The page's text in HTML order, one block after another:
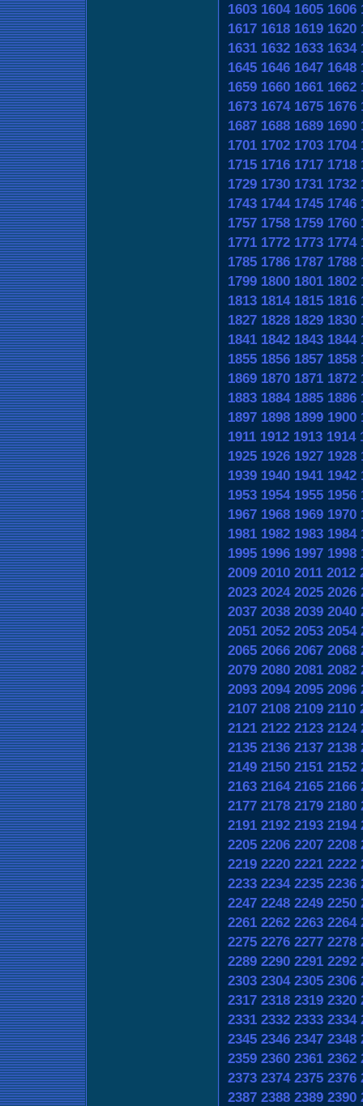
1603 1604 1605 1606
1617 1618 1619 1620
1631 1632 1633 1634
1645 1646 1647 1648
1659 1660 1661 1662
1673 1674 1675 1676
1687 1688 1689 1690
1701 1702 1703 1704
1715 1716 1717 1718
1729 1730 1731 1732
1743 1744 1745 1746
1757 1758 1759 1760
1771 1772 1773 1774
1785 1786 1787 1788
1799 1800 1801 1802
1813 1814 1815 1816
1827 1828 1829 1830
1841 1842 1843 1844
1855 1856 1857 1858
1869 1870 1871 1872
1883 1884 1885 1886
1897 1898 1899 1900
1911 1912 1913 1914
1925 1926 1927 1928
1939 1940 1941 1942
1953 1954 1955 1956
1967 1968 1969 1970
1981 1982 1983 1984
1995 1996 1997 1998
2009 2010 2011 2012
2023 2024 2025 2026
2037 2038 2039 2040
2051 2052 2053 2054
2065 2066 2067 2068
2079 2080 2081 2082
2093 2094 2095 2096
2107 2108 2109 2110
2121 2122 2123 2124
2135 2136 2137 2138
2149 2150 2151 2152
2163 2164 2165 2166
2177 2178 2179 2180
2191 2192 2193 2194
2205 2206 2207 2208
2219 2220 2221 2222
2233 2234 2235 2236
2247 2248 2249 2250
2261 2262 2263 2264
2275 2276 2277 2278
2289 2290 2291 2292
2303 2304 2305 2306
2317 2318 2319 2320
2331 2332 2333 2334
2345 2346 2347 2348
2359 2360 2361 2362
2373 2374 2375 2376
2387 2388 2389 2390